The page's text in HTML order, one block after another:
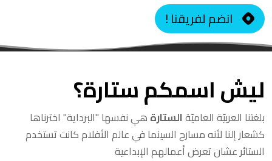
! انضم لفريقنا
ليش اسمكم ستارة؟
بلغتنا العربيّة العاميّةالستارة هي نفسها "البرداية" اخترناها
كشعار إلنا لأنه مسارح السينما في عالم الأفلام كانت تستخدم
الستائر عشان تعرض أعمالهم الإبداعية